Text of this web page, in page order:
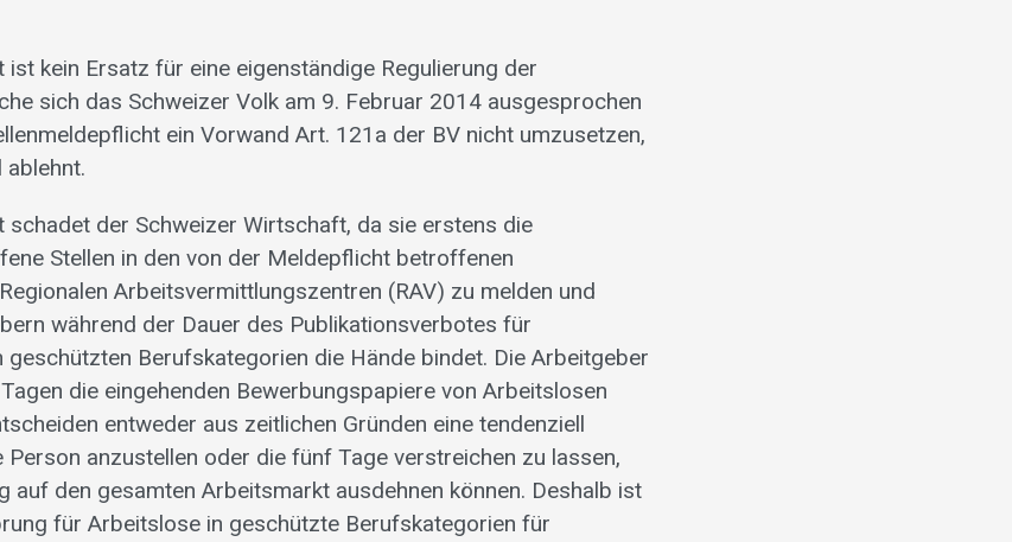
ist kein Ersatz für eine eigenständige Regulierung der
sich das Schweizer Volk am 9. Februar 2014 ausgesprochen
ein Vorwand Art. 121a der BV nicht umzusetzen,
ablehnt.
schadet der Schweizer Wirtschaft, da sie erstens die
Stellen in den von der Meldepflicht betroffenen
Arbeitsvermittlungszentren (RAV) zu melden und
während der Dauer des Publikationsverbotes für
geschützten Berufskategorien die Hände bindet. Die Arbeitgeber
die eingehenden Bewerbungspapiere von Arbeitslosen
entweder aus zeitlichen Gründen eine tendenziell
anzustellen oder die fünf Tage verstreichen zu lassen,
auf den gesamten Arbeitsmarkt ausdehnen können. Deshalb ist
für Arbeitslose in geschützte Berufskategorien für